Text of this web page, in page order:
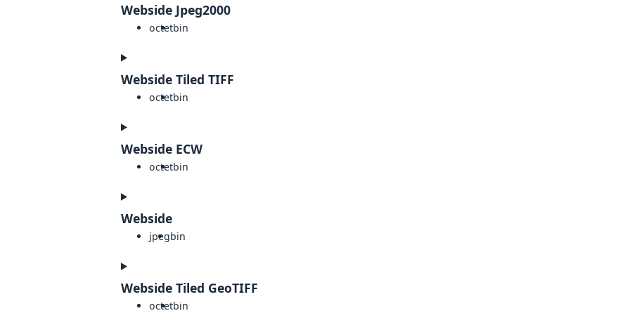
Webside Jpeg2000
octetbin
Webside Tiled TIFF
octetbin
Webside ECW
octetbin
Webside
jpegbin
Webside Tiled GeoTIFF
octetbin